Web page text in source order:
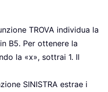
TROVA individua la
B5. Per ottenere la
la «x», sottrai 1. Il
SINISTRA estrae i